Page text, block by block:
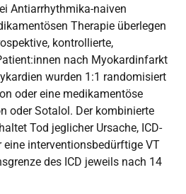
Antiarrhythmika-naiven
Therapie überlegen
kontrollierte,
nach Myokardinfarkt
wurden 1:1 randomisiert
oder eine medikamentöse
oder Sotalol. Der kombinierte
Tod jeglicher Ursache, ICD-
eine interventionsbedürftige VT
des ICD jeweils nach 14